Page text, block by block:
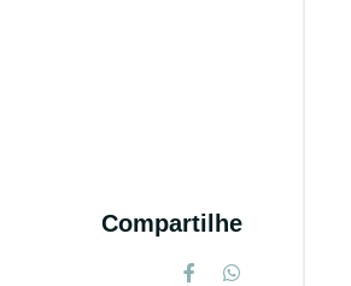
Compartilhe